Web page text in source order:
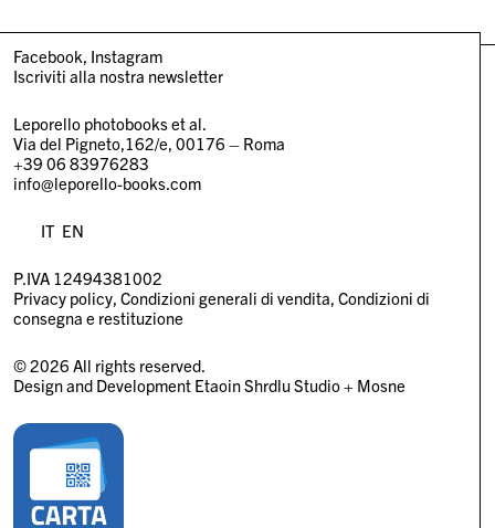
Facebook Instagram
Iscriviti alla nostra newsletter
Leporello photobooks et al.
Via del Pigneto,162/e, 00176 – Roma
+39 06 83976283
info@leporello-books.com
IT EN
P.IVA 12494381002
Privacy policy Condizioni generali di vendita Condizioni di
consegna e restituzione
© 2026 All rights reserved.
Design and Development Etaoin Shrdlu Studio+ Mosne